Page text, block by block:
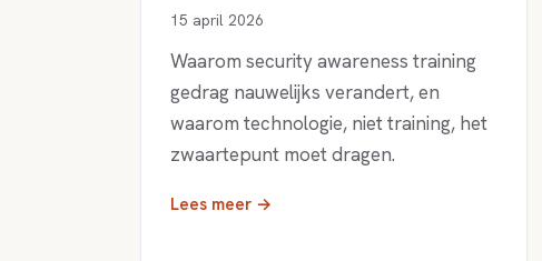
15 april 2026
Waarom security awareness training
gedrag nauwelijks verandert, en
waarom technologie, niet training, het
zwaartepunt moet dragen.
Lees meer →